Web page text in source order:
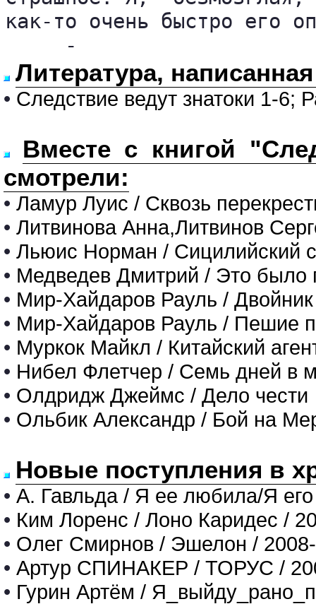
как-то очень быстро его
     -
Литература,
• Следствие ведут знатоки 1-6;
Вместе с книгой
смотрели:
• Ламур Луис / Сквозь
• Литвинова Анна,Литвинов
• Льюис Норман / Сицилийский
• Медведев Дмитрий / Это было
• Мир-Хайдаров Рауль / Двойник
• Мир-Хайдаров Рауль / Пешие
• Муркок Майкл / Китайский
• Нибел Флетчер / Семь дней в
• Олдридж Джеймс / Дело чести
• Ольбик Александр / Бой на
Новые поступления в
• А. Гавльда / Я ее любила/Я
• Ким Лоренс / Лоно Каридес /
• Олег Смирнов / Эшелон /
• Артур СПИНАКЕР / ТОРУС /
• Гурин Артём /